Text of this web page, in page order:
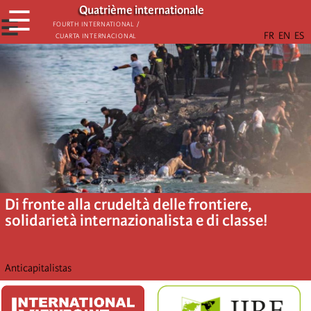
Skip
to
main
content
Quatrième internationale
Fourth International /
Cuarta Internacional
☰
☰
Di fronte alla crudeltà delle frontiere,
solidarietà internazionalista e di classe!
Anticapitalistas